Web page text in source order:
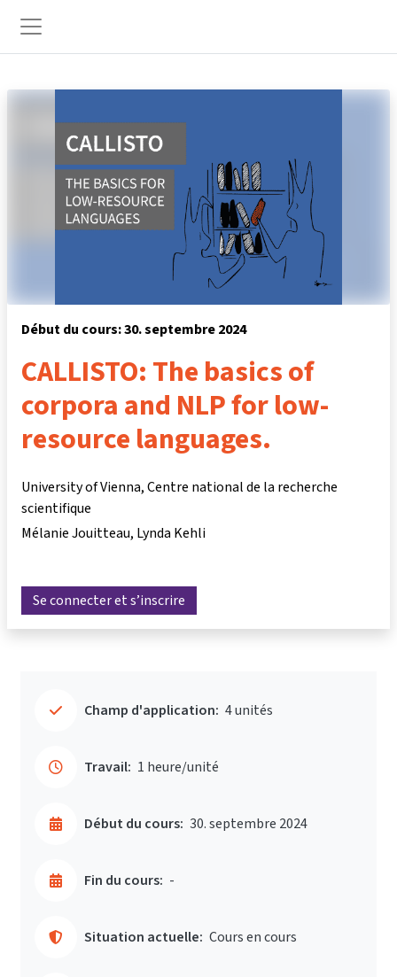
Panneau latéral
Début du cours: 30. septembre 2024
CALLISTO: The basics of
corpora and NLP for low-
resource languages.
University of Vienna, Centre national de la recherche
scientifique
Mélanie Jouitteau Lynda Kehli
Se connecter et s’inscrire
Champ d'application: 4 unités
Travail: 1 heure/unité
Début du cours: 30. septembre 2024
Fin du cours: -
Situation actuelle: Cours en cours